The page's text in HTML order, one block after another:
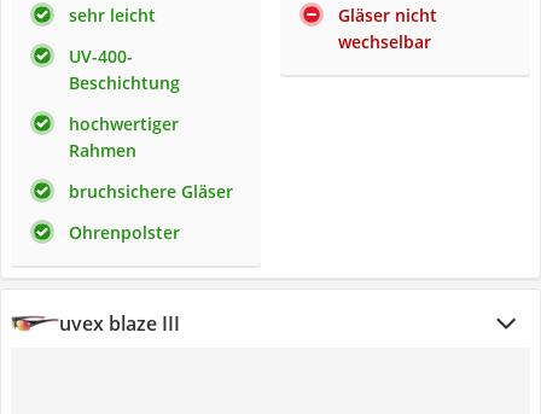
sehr leicht
UV-400-
Beschichtung
hochwertiger
Rahmen
bruchsichere Gläser
Ohrenpolster
Gläser nicht
wechselbar
uvex blaze III